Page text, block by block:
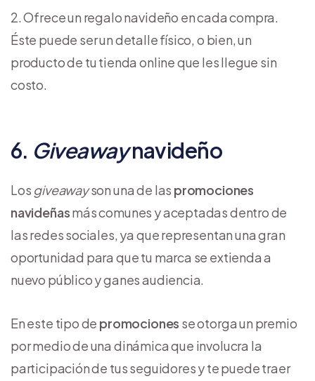
Ofrece un regalo navideño en cada compra.
Éste puede ser un detalle físico, o bien, un
producto de tu tienda online que les llegue sin
costo.
6. Giveawaynavideño
Los giveawayson una de las promociones
navideñasmás comunes y aceptadas dentro de
las redes sociales, ya que representan una gran
oportunidad para que tu marca se extienda a
nuevo público y ganes audiencia.
En este tipo de promociones se otorga un premio
por medio de una dinámica que involucra la
participación de tus seguidores y te puede traer